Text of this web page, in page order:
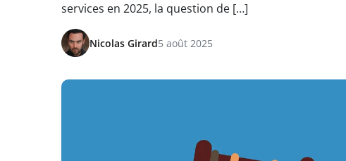
services en 2025, la question de […]
Nicolas Girard5 août 2025